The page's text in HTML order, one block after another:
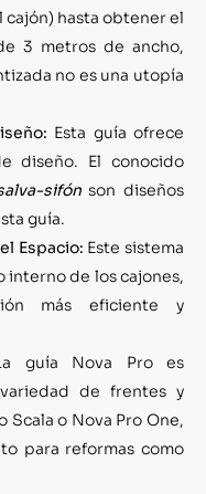
hasta obtener el
3 metros de ancho,
no es una utopía
Esta guía ofrece
diseño. El conocido
sifónson diseños
guía.
Espacio: Este sistema
interno de los cajones,
más eficiente y
guía Nova Pro es
de frentes y
Scala o Nova Pro One,
para reformas como